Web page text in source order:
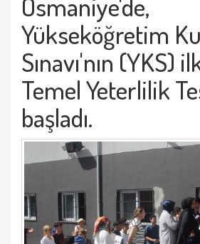
Yükseköğretim
Sınavı'nın (YKS)
Temel Yeterlilik
başladı.